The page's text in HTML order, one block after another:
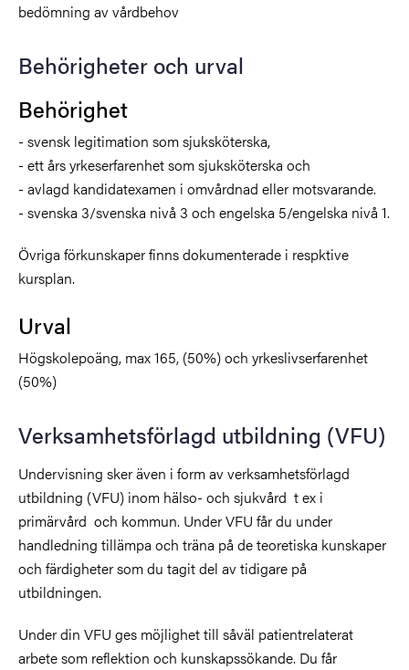
bedömning av vårdbehov
Behörigheter och urval
Behörighet
- svensk legitimation som sjuksköterska,
- ett års yrkeserfarenhet som sjuksköterska och
- avlagd kandidatexamen i omvårdnad eller motsvarande.
- svenska 3/svenska nivå 3 och engelska 5/engelska nivå 1.
Övriga förkunskaper finns dokumenterade i respktive
kursplan.
Urval
Högskolepoäng, max 165, (50%) och yrkeslivserfarenhet
(50%)
Verksamhetsförlagd utbildning (VFU)
Undervisning sker även i form av verksamhetsförlagd
utbildning (VFU) inom hälso- och sjukvård t ex i
primärvård och kommun. Under VFU får du under
handledning tillämpa och träna på de teoretiska kunskaper
och färdigheter som du tagit del av tidigare på
utbildningen.
Under din VFU ges möjlighet till såväl patientrelaterat
arbete som reflektion och kunskapssökande. Du får